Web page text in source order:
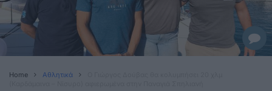
Home Αθλητικά